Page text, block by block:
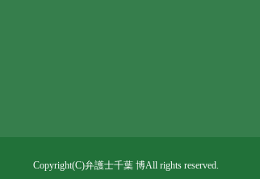
Copyright(C)弁護士千葉 博All rights reserved.